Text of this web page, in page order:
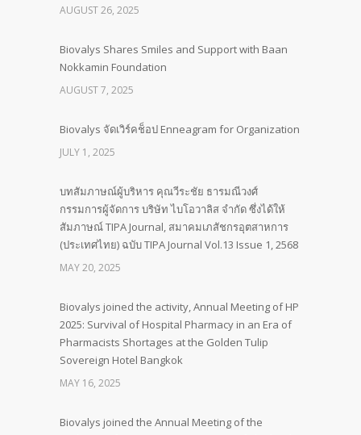
AUGUST 26, 2025
Biovalys Shares Smiles and Support with Baan
Nokkamin Foundation
AUGUST 7, 2025
Biovalys จัดเวิร์คช็อป Enneagram for Organization
JULY 1, 2025
บทสัมภาษณ์ผู้บริหาร คุณวีระชัย ธารมณีวงศ์
กรรมการผู้จัดการ บริษัท ไบโอวาลิส จำกัด ซึ่งได้ให้
สัมภาษณ์ TIPA Journal, สมาคมเภสัชกรอุตสาหการ
(ประเทศไทย) ฉบับ TIPA Journal Vol.13 Issue 1, 2568
MAY 20, 2025
Biovalys joined the activity, Annual Meeting of HP
2025: Survival of Hospital Pharmacy in an Era of
Pharmacists Shortages at the Golden Tulip
Sovereign Hotel Bangkok
MAY 16, 2025
Biovalys joined the Annual Meeting of the